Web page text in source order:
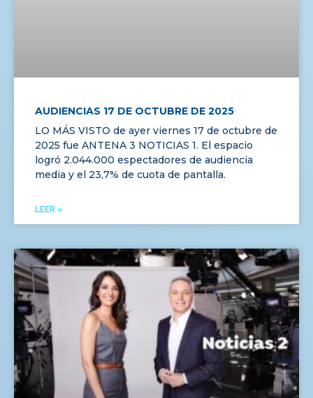
AUDIENCIAS 17 DE OCTUBRE DE 2025
LO MÁS VISTO de ayer viernes 17 de octubre de
2025 fue ANTENA 3 NOTICIAS 1. El espacio
logró 2.044.000 espectadores de audiencia
media y el 23,7% de cuota de pantalla.
LEER »